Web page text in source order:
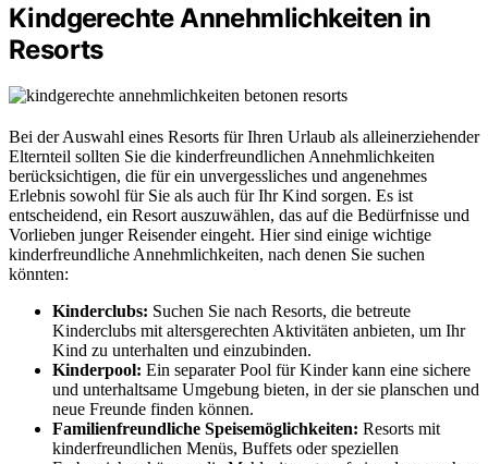
Kindgerechte Annehmlichkeiten in
Resorts
Bei der Auswahl eines Resorts für Ihren Urlaub als alleinerziehender
Elternteil sollten Sie die kinderfreundlichen Annehmlichkeiten
berücksichtigen, die für ein unvergessliches und angenehmes
Erlebnis sowohl für Sie als auch für Ihr Kind sorgen. Es ist
entscheidend, ein Resort auszuwählen, das auf die Bedürfnisse und
Vorlieben junger Reisender eingeht. Hier sind einige wichtige
kinderfreundliche Annehmlichkeiten, nach denen Sie suchen
könnten:
Kinderclubs: Suchen Sie nach Resorts, die betreute
Kinderclubs mit altersgerechten Aktivitäten anbieten, um Ihr
Kind zu unterhalten und einzubinden.
Kinderpool: Ein separater Pool für Kinder kann eine sichere
und unterhaltsame Umgebung bieten, in der sie planschen und
neue Freunde finden können.
Familienfreundliche Speisemöglichkeiten: Resorts mit
kinderfreundlichen Menüs, Buffets oder speziellen